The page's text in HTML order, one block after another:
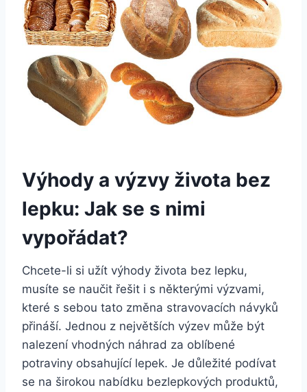
Výhody a výzvy života bez
lepku: Jak se s nimi
vypořádat?
Chcete-li si užít výhody života bez lepku,
musíte se naučit řešit i s některými výzvami,
které s sebou tato změna stravovacích návyků
přináší. Jednou z největších výzev může být
nalezení vhodných náhrad za oblíbené
potraviny obsahující lepek. Je důležité podívat
se na širokou nabídku bezlepkových produktů,